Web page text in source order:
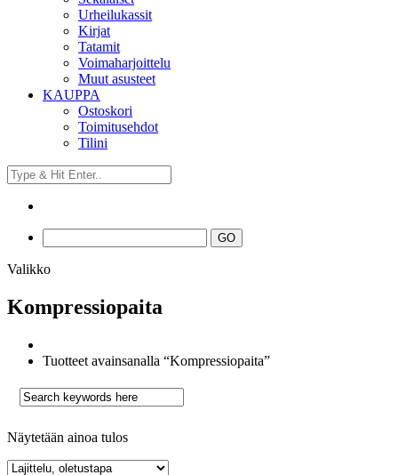
Urheilukassit
Kirjat
Tatamit
Voimaharjoittelu
Muut asusteet
KAUPPA
Ostoskori
Toimitusehdot
Tilini
Valikko
Kompressiopaita
Tuotteet avainsanalla “Kompressiopaita”
Näytetään ainoa tulos